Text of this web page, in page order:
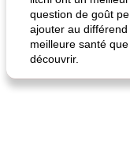
question de goût
ajouter au
meilleure santé
découvrir.